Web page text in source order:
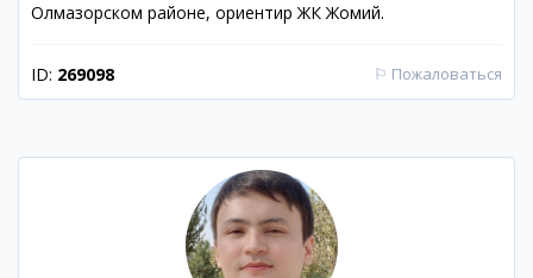
Олмазорском районе, ориентир ЖК Жомий.
ID: 269098 ⚐ Пожаловаться